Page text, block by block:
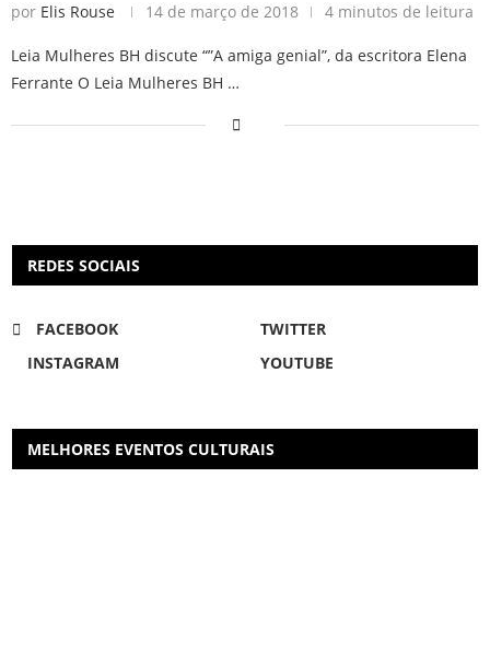
por Elis Rouse 14 de março de 2018 4 minutos de leitura
Leia Mulheres BH discute “”A amiga genial”, da escritora Elena
Ferrante O Leia Mulheres BH …
REDES SOCIAIS
FACEBOOK
TWITTER
INSTAGRAM
YOUTUBE
MELHORES EVENTOS CULTURAIS